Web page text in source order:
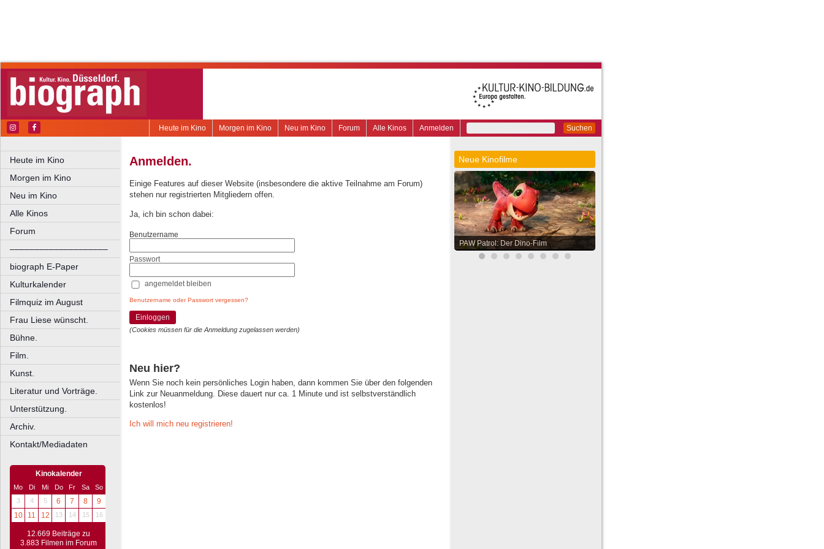
Suchen
Anmelden
Alle Kinos
Forum
Neu im Kino
Morgen im Kino
Heute im Kino
Heute im Kino
Morgen im Kino
Neu im Kino
Alle Kinos
Forum
––––––––––––––––––––
biograph E-Paper
Kulturkalender
Filmquiz im August
Frau Liese wünscht.
Bühne.
Film.
Kunst.
Literatur und Vorträge.
Unterstützung.
Archiv.
Kontakt/Mediadaten
Kinokalender
Mo Di Mi Do Fr Sa
So
3
4 5 6 7 8
9
10
11 12 13 14 15 16
12.669 Beiträge zu
3.883 Filmen im Forum
Anmelden.
Einige Features auf dieser Website (insbesondere die aktive Teilnahme am Forum)
stehen nur registrierten Mitgliedern offen.
Ja, ich bin schon dabei:
Benutzername
Passwort
angemeldet bleiben
Benutzername oder Passwort vergessen?
Einloggen
(Cookies müssen für die Anmeldung zugelassen werden)
Neu hier?
Wenn Sie noch kein persönliches Login haben, dann kommen Sie über den folgenden
Link zur Neuanmeldung. Diese dauert nur ca. 1 Minute und ist selbstverständlich
kostenlos!
Ich will mich neu registrieren!
Neue Kinofilme
PAW Patrol: Der Dino-Film